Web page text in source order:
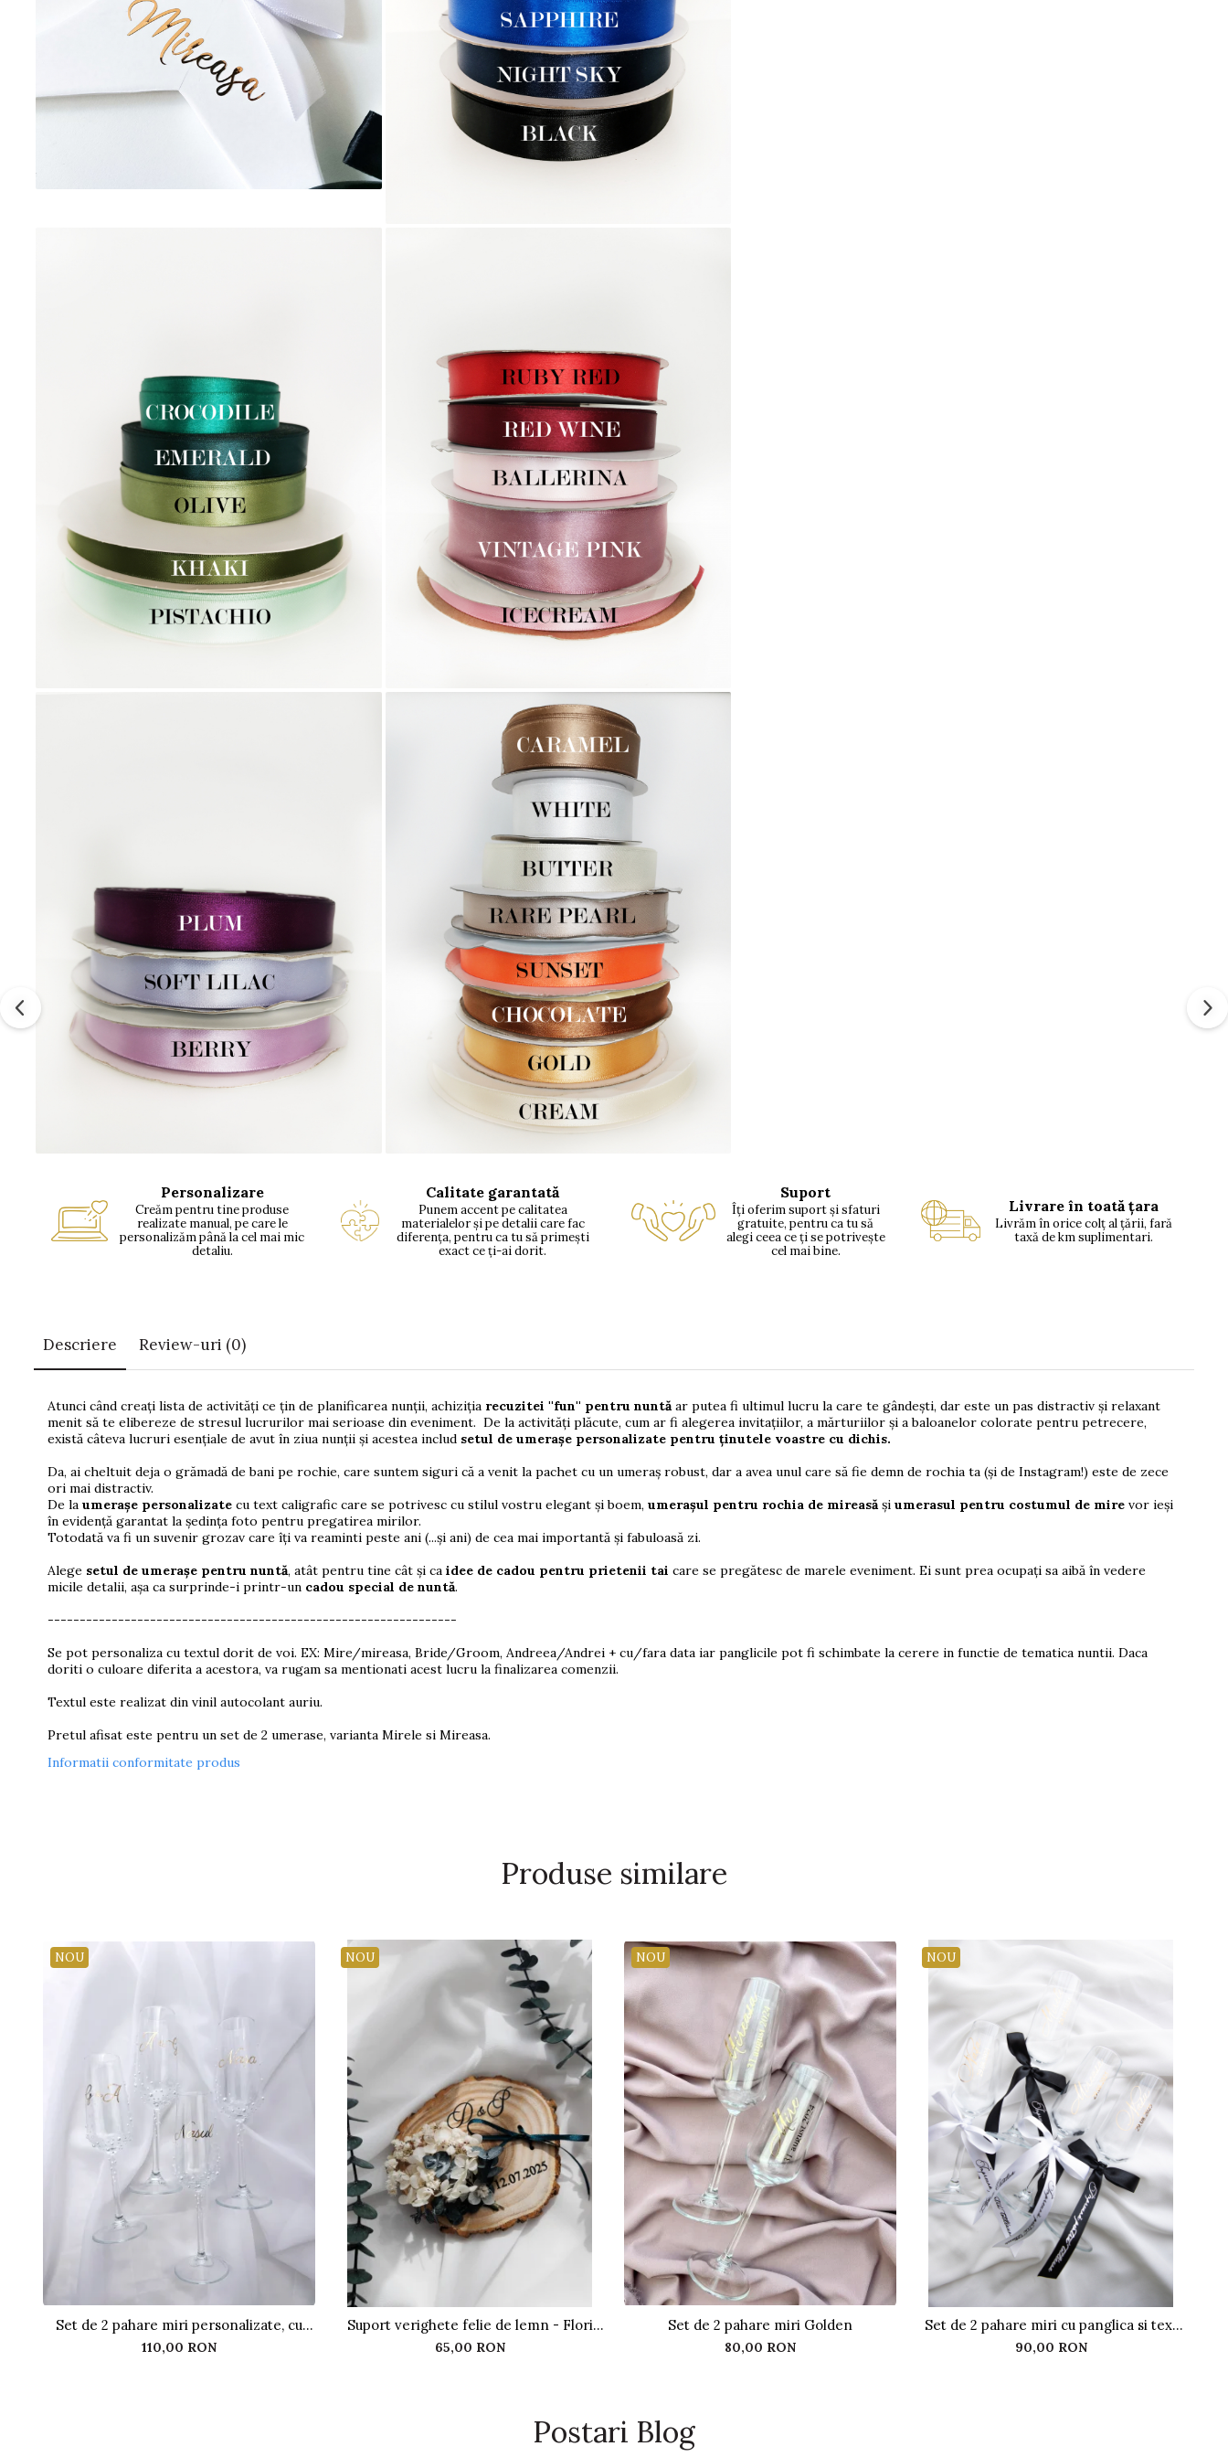
Personalizare
Creăm pentru tine produse
realizate manual, pe care le
personalizăm până la cel mai mic
detaliu.
Calitate garantată
Punem accent pe calitatea
materialelor și pe detalii care fac
diferența, pentru ca tu să primești
exact ce ți-ai dorit.
Suport
Îți oferim suport și sfaturi
gratuite, pentru ca tu să
alegi ceea ce ți se potrivește
cel mai bine.
Livrare în toată țara
Livrăm în orice colț al țării, fară
taxă de km suplimentari.
Descriere Review-uri (0)
Atunci când creați lista de activități ce țin de planificarea nunții, achiziția recuzitei ''fun'' pentru nuntăar putea fi ultimul lucru la care te gândești, dar este un pas distractiv și relaxant
menit să te elibereze de stresul lucrurilor mai serioase din eveniment. De la activități plăcute, cum ar fi alegerea invitațiilor, a mărturiilor și a baloanelor colorate pentru petrecere,
există câteva lucruri esențiale de avut în ziua nunții și acestea includ setul de umerașe personalizate pentru ținutele voastre cu dichis.
Da, ai cheltuit deja o grămadă de bani pe rochie, care suntem siguri că a venit la pachet cu un umeraș robust, dar a avea unul care să fie demn de rochia ta (și de Instagram!) este de zece
ori mai distractiv.
De la umerașe personalizate cu text caligrafic care se potrivesc cu stilul vostru elegant și boem, umerașul pentru rochia de mireasăși umerasul pentru costumul de mire vor ieși
în evidență garantat la ședința foto pentru pregatirea mirilor.
Totodată va fi un suvenir grozav care îți va reaminti peste ani (...și ani) de cea mai importantă și fabuloasă zi.
Alege setul de umerașe pentru nuntă, atât pentru tine cât și ca idee de cadou pentru prietenii tai care se pregătesc de marele eveniment. Ei sunt prea ocupați sa aibă în vedere
micile detalii, așa ca surprinde-i printr-un cadou special de nuntă.
----------------------------------------------------------------
Se pot personaliza cu textul dorit de voi. EX: Mire/mireasa, Bride/Groom, Andreea/Andrei + cu/fara data iar panglicile pot fi schimbate la cerere in functie de tematica nuntii. Daca
doriti o culoare diferita a acestora, va rugam sa mentionati acest lucru la finalizarea comenzii.
Textul este realizat din vinil autocolant auriu.
Pretul afisat este pentru un set de 2 umerase, varianta Mirele si Mireasa.
Informatii conformitate produs
Produse similare
NOU
Set de 2 pahare miri personalizate, cu
perle
110,00 RON
NOU
Suport verighete felie de lemn - Flori
criogenate
65,00 RON
NOU
Set de 2 pahare miri Golden
80,00 RON
NOU
Set de 2 pahare miri cu panglica si text
auriu
90,00 RON
Postari Blog